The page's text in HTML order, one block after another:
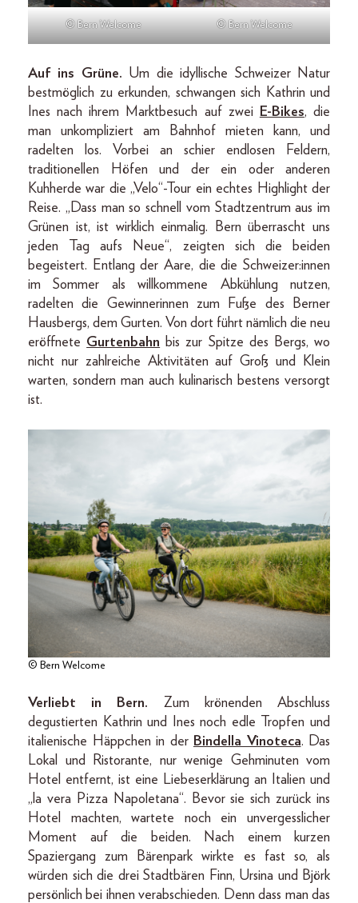
© Bern Welcome © Bern Welcome
Auf ins Grüne. Um die idyllische Schweizer Natur
bestmöglich zu erkunden, schwangen sich Kathrin und
Ines nach ihrem Marktbesuch auf zwei
E-Bikes, die
man unkompliziert am Bahnhof mieten kann, und
radelten los. Vorbei an schier endlosen Feldern,
traditionellen Höfen und der ein oder anderen
Kuhherde war die „Velo“-Tour ein echtes Highlight der
Reise. „Dass man so schnell vom Stadtzentrum aus im
Grünen ist, ist wirklich einmalig. Bern überrascht uns
jeden Tag aufs Neue“, zeigten sich die beiden
begeistert. Entlang der Aare, die die Schweizer:innen
im Sommer als willkommene Abkühlung nutzen,
radelten die Gewinnerinnen zum Fuße des Berner
Hausbergs, dem Gurten. Von dort führt nämlich die neu
eröffnete Gurtenbahn bis zur Spitze des Bergs, wo
nicht nur zahlreiche Aktivitäten auf Groß und Klein
warten, sondern man auch kulinarisch bestens versorgt
ist.
© Bern Welcome
Verliebt in Bern. Zum krönenden Abschluss
degustierten Kathrin und Ines noch edle Tropfen und
italienische Häppchen in der Bindella Vinoteca. Das
Lokal und Ristorante, nur wenige Gehminuten vom
Hotel entfernt, ist eine Liebeserklärung an Italien und
„la vera Pizza Napoletana“. Bevor sie sich zurück ins
Hotel machten, wartete noch ein unvergesslicher
Moment auf die beiden. Nach einem kurzen
Spaziergang zum Bärenpark wirkte es fast so, als
würden sich die drei Stadtbären Finn, Ursina und Björk
persönlich bei ihnen verabschieden. Denn dass man das